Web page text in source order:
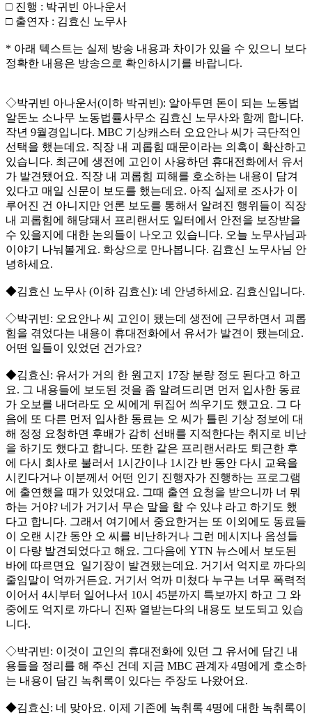
□ 진행 : 박귀빈 아나운서
□ 출연자 : 김효신 노무사
* 아래 텍스트는 실제 방송 내용과 차이가 있을 수 있으니 보다
정확한 내용은 방송으로 확인하시기를 바랍니다.
◇박귀빈 아나운서(이하 박귀빈): 알아두면 돈이 되는 노동법
알돈노 소나무 노동법률사무소 김효신 노무사와 함께 합니다.
작년 9월경입니다. MBC 기상캐스터 오요안나 씨가 극단적인
선택을 했는데요. 직장 내 괴롭힘 때문이라는 의혹이 확산하고
있습니다. 최근에 생전에 고인이 사용하던 휴대전화에서 유서
가 발견됐어요. 직장 내 괴롭힘 피해를 호소하는 내용이 담겨
있다고 매일 신문이 보도를 했는데요. 아직 실제로 조사가 이
루어진 건 아니지만 언론 보도를 통해서 알려진 행위들이 직장
내 괴롭힘에 해당돼서 프리랜서도 일터에서 안전을 보장받을
수 있을지에 대한 논의들이 나오고 있습니다. 오늘 노무사님과
이야기 나눠볼게요. 화상으로 만나봅니다. 김효신 노무사님 안
녕하세요.
◆김효신 노무사 (이하 김효신): 네 안녕하세요. 김효신입니다.
◇박귀빈: 오요안나 씨 고인이 됐는데 생전에 근무하면서 괴롭
힘을 겪었다는 내용이 휴대전화에서 유서가 발견이 됐는데요.
어떤 일들이 있었던 건가요?
◆김효신: 유서가 거의 한 원고지 17장 분량 정도 된다고 하고
요. 그 내용들에 보도된 것을 좀 알려드리면 먼저 입사한 동료
가 오보를 내더라도 오 씨에게 뒤집어 씌우기도 했고요. 그 다
음에 또 다른 먼저 입사한 동료는 오 씨가 틀린 기상 정보에 대
해 정정 요청하면 후배가 감히 선배를 지적한다는 취지로 비난
을 하기도 했다고 합니다. 또한 같은 프리랜서라도 퇴근한 후
에 다시 회사로 불러서 1시간이나 1시간 반 동안 다시 교육을
시킨다거나 이분께서 어떤 인기 진행자가 진행하는 프로그램
에 출연했을 때가 있었대요. 그때 출연 요청을 받으니까 너 뭐
하는 거야? 네가 거기서 무슨 말을 할 수 있냐 라고 하기도 했
다고 합니다. 그래서 여기에서 중요한거는 또 이외에도 동료들
이 오랜 시간 동안 오 씨를 비난하거나 그런 메시지나 음성들
이 다량 발견되었다고 해요. 그다음에 YTN 뉴스에서 보도된
바에 따르면요 일기장이 발견됐는데요. 거기서 억지로 까다의
줄임말이 억까거든요. 거기서 억까 미쳤다 누구는 너무 폭력적
이어서 4시부터 일어나서 10시 45분까지 특보까지 하고 그 와
중에도 억지로 까다니 진짜 열받는다의 내용도 보도되고 있습
니다.
◇박귀빈: 이것이 고인의 휴대전화에 있던 그 유서에 담긴 내
용들을 정리를 해 주신 건데 지금 MBC 관계자 4명에게 호소하
는 내용이 담긴 녹취록이 있다는 주장도 나왔어요.
◆김효신: 네 맞아요. 이제 기존에 녹취록 4명에 대한 녹취록이